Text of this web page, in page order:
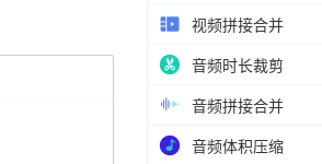
视频拼接合并
音频时长裁剪
音频拼接合并
音频体积压缩